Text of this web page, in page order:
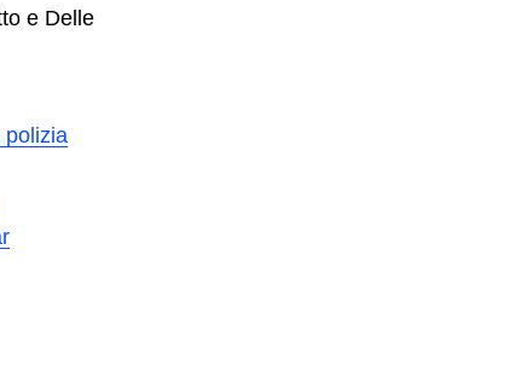
e Delle
polizia